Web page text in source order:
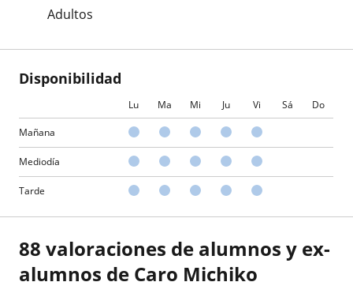
Adultos
Disponibilidad
Lu Ma Mi Ju Vi Sá Do
Mañana
Mediodía
Tarde
88 valoraciones de alumnos y ex-
alumnos de Caro Michiko